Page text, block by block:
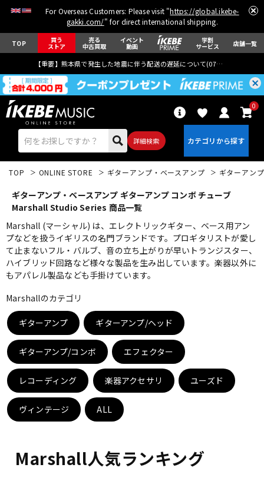
For Overseas Customers: Please visit "https://global.ikebe-
gakki.com/" for direct international shipping.
TOP 買う
ストア
売る
中古買取
イベント
動画
学割
サービス 店舗一覧
【重要】熊本県で発生した地震に伴う配送の遅延について(07月29日
詳細検索
0
エレキギター アコギ/エレアコ
ベース
ドラム パーカッション
キーボード 電子ピアノ
管楽器
アンプ エフェクター
TOP ONLINE STORE ギターアンプ・ベースアンプ ギターアンプ
ギターアンプ・ベースアンプ ギターアンプ コンボ チューブ
Marshall Studio Series 商品一覧
Marshall (マーシャル) は、エレクトリックギター、ベース用アン
プなどを扱うイギリスの名門ブランドです。プロギタリストが愛し
て止まないフル・バルブ、音の立ち上がりが早いトランジスター、
ハイブリッド回路など様々な製品を生み出しています。楽器以外に
もアパレル製品なども手掛けています。
Marshallのカテゴリ
ギターアンプ ギターアンプ/ヘッド
ギターアンプ/コンボ エフェクター
レコーディング 楽器アクセサリ ユーズド
ヴィンテージ ALL
Marshall人気ランキング